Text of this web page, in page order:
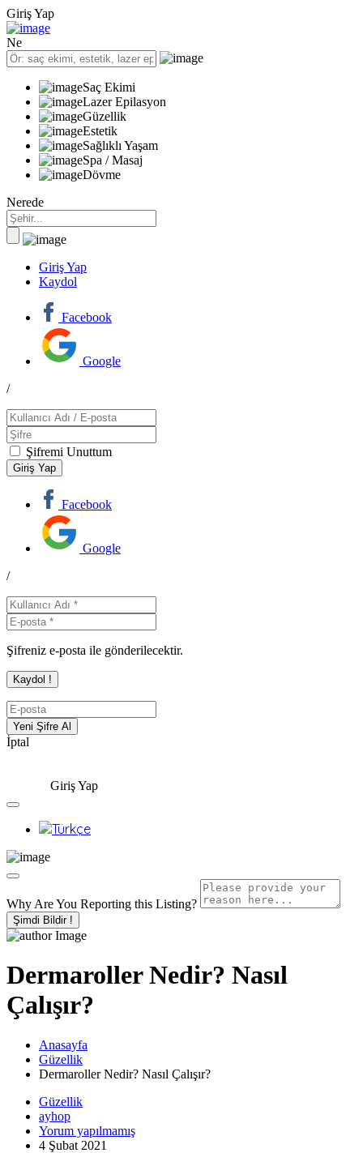
Giriş Yap
Ne
Saç Ekimi
Lazer Epilasyon
Güzellik
Estetik
Sağlıklı Yaşam
Spa / Masaj
Dövme
Nerede
Giriş Yap
Kaydol
Facebook
Google
/
Şifremi Unuttum
Facebook
Google
/
Şifreniz e-posta ile gönderilecektir.
İptal
Giriş Yap
Why Are You Reporting this Listing?
Şimdi Bildir !
Dermaroller Nedir? Nasıl
Çalışır?
Anasayfa
Güzellik
Dermaroller Nedir? Nasıl Çalışır?
Güzellik
ayhop
Yorum yapılmamış
4 Şubat 2021